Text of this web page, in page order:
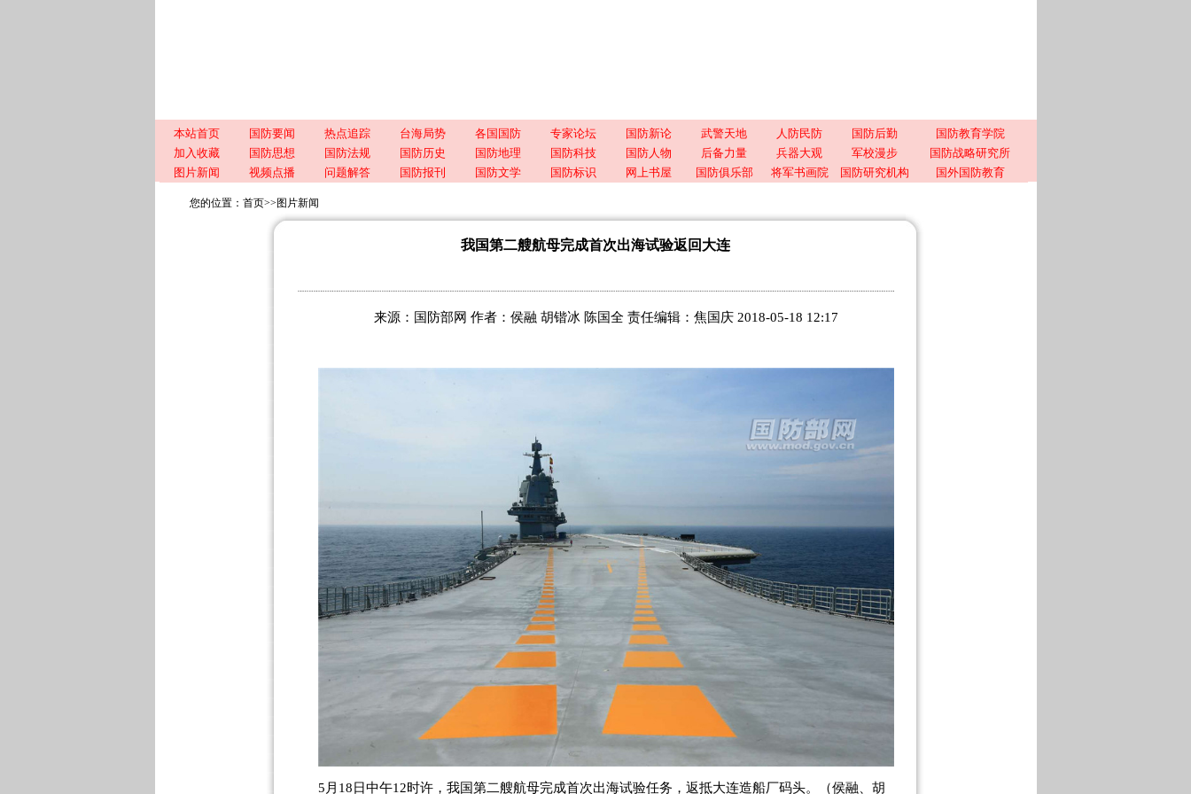
本站首页 国防要闻 热点追踪 台海局势 各国国防 专家论坛 国防新论 武警天地 人防民防 国防后勤
国防教育学院
加入收藏
国防思想 国防法规 国防历史 国防地理 国防科技 国防人物 后备力量 兵器大观 军校漫步
国防战略研究所
图片新闻
视频点播 问题解答 国防报刊 国防文学 国防标识 网上书屋 国防俱乐部 将军书画院 国防研究机构 国外国防教育
您的位置： 首页>> 图片新闻
我国第二艘航母完成首次出海试验返回大连
来源：国防部网 作者：侯融 胡锴冰 陈国全 责任编辑：焦国庆 2018-05-18 12:17
5月18日中午12时许，我国第二艘航母完成首次出海试验任务，返抵大连造船厂码头。（侯融、胡